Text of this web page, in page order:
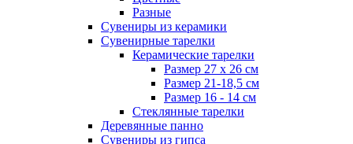
Разные
Сувениры из керамики
Сувенирные тарелки
Керамические тарелки
Размер 27 х 26 см
Размер 21-18,5 см
Размер 16 - 14 см
Стеклянные тарелки
Деревянные панно
Сувениры из гипса